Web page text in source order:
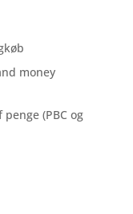
money
(PBC og